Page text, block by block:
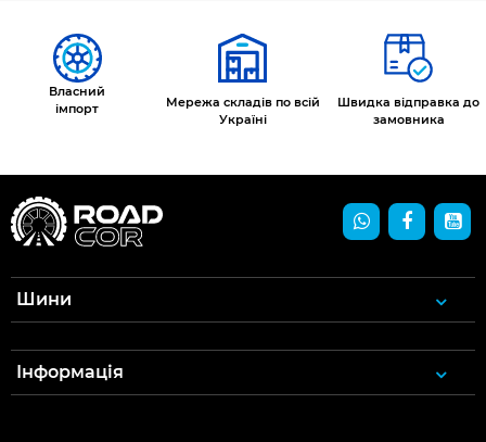
Власний
імпорт
Мережа складів по всій
Україні
Швидка відправка до
замовника
Шини
Інформація